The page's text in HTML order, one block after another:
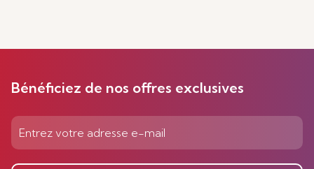
Bénéficiez de nos offres exclusives